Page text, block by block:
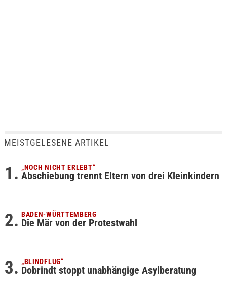
MEISTGELESENE ARTIKEL
„NOCH NICHT ERLEBT“
Abschiebung trennt Eltern von drei Kleinkindern
BADEN-WÜRTTEMBERG
Die Mär von der Protestwahl
„BLINDFLUG“
Dobrindt stoppt unabhängige Asylberatung